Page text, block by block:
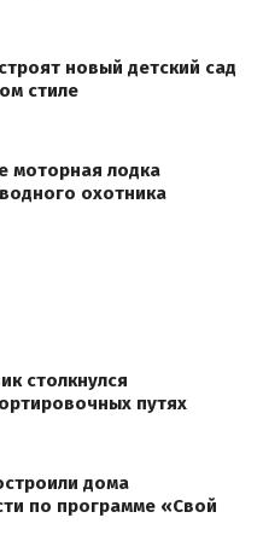
новый детский сад
стиле
моторная лодка
охотника
столкнулся
путях
дома
по программе «Свой